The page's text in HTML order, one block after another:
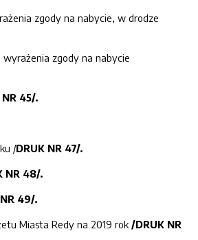
zgody na nabycie, w drodze
wyrażenia zgody na nabycie
NR 45/.
/DRUK NR 47/.
NR 48/.
49/.
Miasta Redy na 2019 rok /DRUK NR